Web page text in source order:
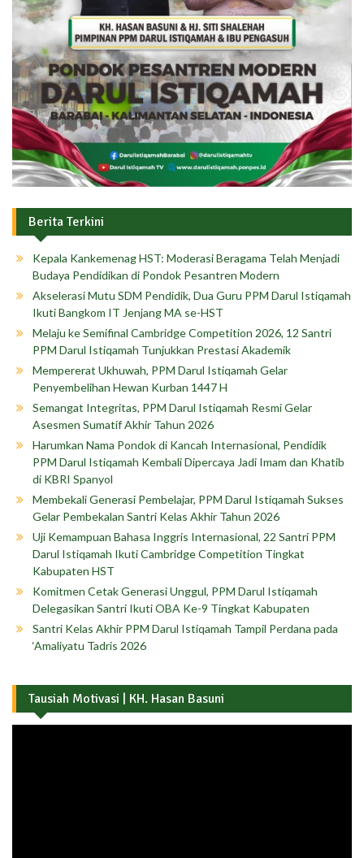
Berita Terkini
Kepala Kankemenag HST: Moderasi Beragama Telah Menjadi
Budaya Pendidikan di Pondok Pesantren Modern
Akselerasi Mutu SDM Pendidik, Dua Guru PPM Darul Istiqamah
Ikuti Bangkom IT Jenjang MA se-HST
Melaju ke Semifinal Cambridge Competition 2026, 12 Santri
PPM Darul Istiqamah Tunjukkan Prestasi Akademik
Mempererat Ukhuwah, PPM Darul Istiqamah Gelar
Penyembelihan Hewan Kurban 1447 H
Semangat Integritas, PPM Darul Istiqamah Resmi Gelar
Asesmen Sumatif Akhir Tahun 2026
Harumkan Nama Pondok di Kancah Internasional, Pendidik
PPM Darul Istiqamah Kembali Dipercaya Jadi Imam dan Khatib
di KBRI Spanyol
Membekali Generasi Pembelajar, PPM Darul Istiqamah Sukses
Gelar Pembekalan Santri Kelas Akhir Tahun 2026
Uji Kemampuan Bahasa Inggris Internasional, 22 Santri PPM
Darul Istiqamah Ikuti Cambridge Competition Tingkat
Kabupaten HST
Komitmen Cetak Generasi Unggul, PPM Darul Istiqamah
Delegasikan Santri Ikuti OBA Ke-9 Tingkat Kabupaten
Santri Kelas Akhir PPM Darul Istiqamah Tampil Perdana pada
‘Amaliyatu Tadris 2026
Tausiah Motivasi | KH. Hasan Basuni